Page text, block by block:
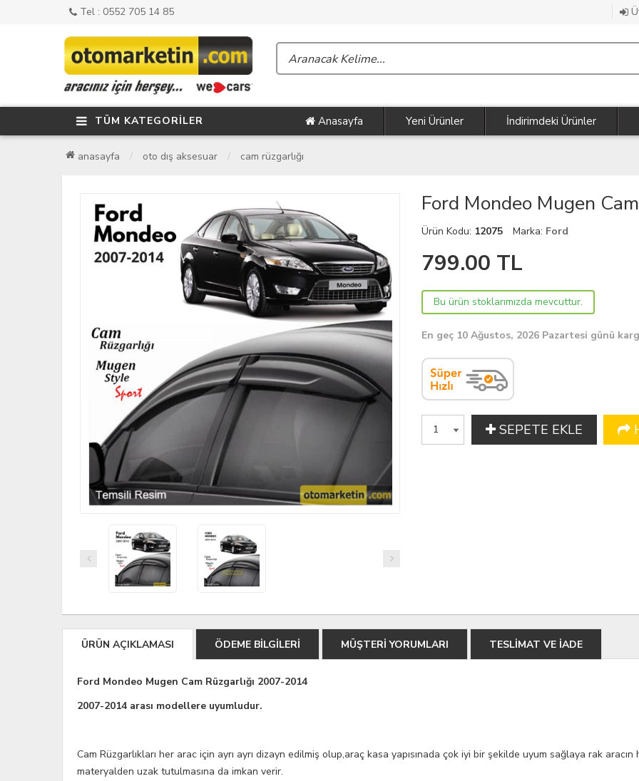
Tel : 0552 705 14 85
TÜM KATEGORİLER Anasayfa Yeni Ürünler İndirimdeki Ürünler
anasayfa oto dış aksesuar cam rüzgarlığı
Ford Mondeo Mugen
Ürün Kodu: 12075 Marka: Ford
799.00 TL
Bu ürün stoklarımızda mevcuttur.
En geç 10 Ağustos, 2026 Pazartesi günü
SEPETE EKLE
ÜRÜN AÇIKLAMASI ÖDEME BİLGİLERİ MÜŞTERİ YORUMLARI TESLİMAT VE İADE
Ford Mondeo Mugen Cam Rüzgarlığı 2007-2014
2007-2014 arası modellere uyumludur.
Cam Rüzgarlıkları her arac için ayrı ayrı dizayn edilmiş olup,araç kasa yapısınada çok iyi bir şekilde uyum sağlaya rak
materyalden uzak tutulmasına da imkan verir.